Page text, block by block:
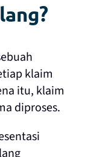
klaim
itu, klaim
diproses.